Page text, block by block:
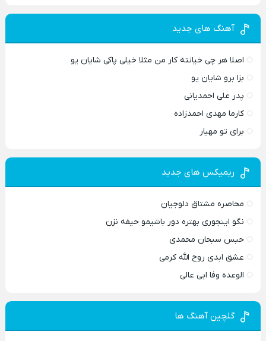
آهنگ های جدید
اصلا هر چی خیانته کار من مثلا خیلی پاکی شایان یو
بزا برو شایان یو
پدر علی احمدیانی
کارما مهدی احمدزاده
برای تو مهیار
ریمیکس های جدید
محاصره مشتاق دلوجیان
نگو اینجوری بهتره دور باشیمو حیفه نزن
حبس سبحان محمدی
عشق ابدی روح الله کرمی
الوعده وفا ابی عالی
گلچین آهنگ ها